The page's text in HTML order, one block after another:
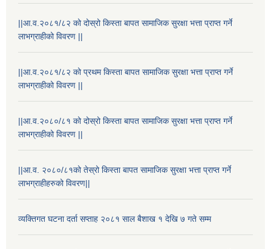
||आ.व.२०८१/८२ को दोस्रो किस्ता बापत सामाजिक सुरक्षा भत्ता प्राप्त गर्ने
लाभग्राहीको विवरण ||
||आ.व.२०८१/८२ को प्रथम किस्ता बापत सामाजिक सुरक्षा भत्ता प्राप्त गर्ने
लाभग्राहीको विवरण ||
||आ.व.२०८०/८१ को दोस्रो किस्ता बापत सामाजिक सुरक्षा भत्ता प्राप्त गर्ने
लाभग्राहीको विवरण ||
||आ.व. २०८०/८१को तेस्रो किस्ता बापत सामाजिक सुरक्षा भत्ता प्राप्त गर्ने
लाभग्राहीहरुको विवरण||
व्यक्तिगत घटना दर्ता सप्ताह २०८१ साल बैशाख १ देखि ७ गते सम्म